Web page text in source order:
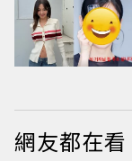
網友都在看